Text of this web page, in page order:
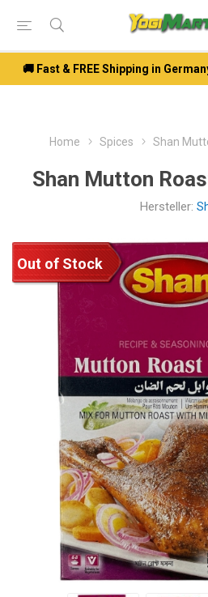
🚚 Fast & FREE Shipping in
Home Spices Shan
Shan Mutton
Hersteller:
Out of Stock